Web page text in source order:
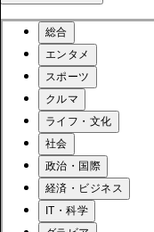
総合
エンタメ
スポーツ
クルマ
ライフ・文化
社会
政治・国際
経済・ビジネス
IT・科学